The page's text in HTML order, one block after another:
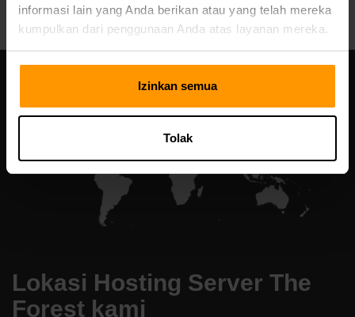
informasi lain yang Anda berikan atau yang telah mereka
kumpulkan dari penggunaan Anda atas layanan mereka.
Izinkan semua
Tolak
Lokasi Hosting Server The
Forest kami